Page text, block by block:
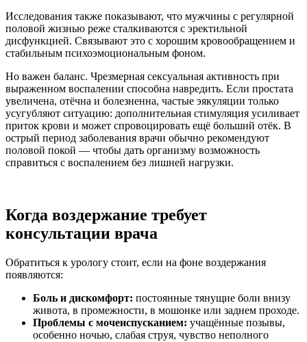
Исследования также показывают, что мужчины с регулярной
половой жизнью реже сталкиваются с эректильной
дисфункцией. Связывают это с хорошим кровообращением и
стабильным психоэмоциональным фоном.
Но важен баланс. Чрезмерная сексуальная активность при
выраженном воспалении способна навредить. Если простата
увеличена, отёчна и болезненна, частые эякуляции только
усугубляют ситуацию: дополнительная стимуляция усиливает
приток крови и может спровоцировать ещё больший отёк. В
острый период заболевания врачи обычно рекомендуют
половой покой — чтобы дать организму возможность
справиться с воспалением без лишней нагрузки.
Когда воздержание требует
консультации врача
Обратиться к урологу стоит, если на фоне воздержания
появляются:
Боль и дискомфорт: постоянные тянущие боли внизу
живота, в промежности, в мошонке или заднем проходе.
Проблемы с мочеиспусканием: учащённые позывы,
особенно ночью, слабая струя, чувство неполного